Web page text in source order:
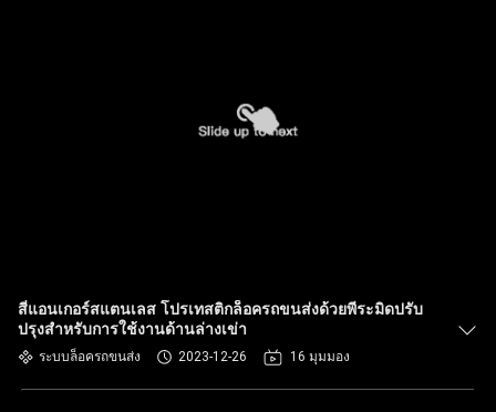
สี่แอนเกอร์สแตนเลส โปรเทสติกล็อครถขนส่งด้วยพีระมิดปรับ
ปรุงสําหรับการใช้งานด้านล่างเข่า
ระบบล็อครถขนส่ง 2023-12-26 16 มุมมอง